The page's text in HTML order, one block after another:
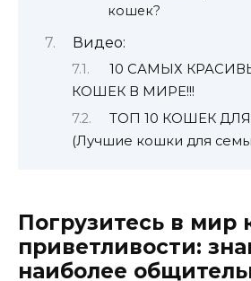
кошек?
Видео:
10 САМЫХ
КОШЕК В МИРЕ!!!
ТОП 10 КОШЕК
(Лучшие кошки для
Погрузитесь в мир
приветливости:
наиболее